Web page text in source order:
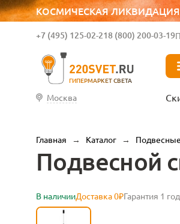
КОСМИЧЕСКАЯ ЛИКВИДАЦИЯ
ГИПЕРМАРКЕТ СВЕТА
+7 (495) 125-02-218 (800) 200-03-19
Москва
Главная → Каталог →
Подвесной
В наличииДоставка 0₽Гарантия 1 год